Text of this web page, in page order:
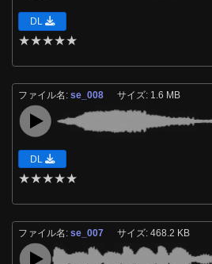
DL
★★★★★
ファイル名:se_008 サイズ: 1.6 MB
DL
★★★★★
ファイル名:se_007 サイズ: 468.2 KB